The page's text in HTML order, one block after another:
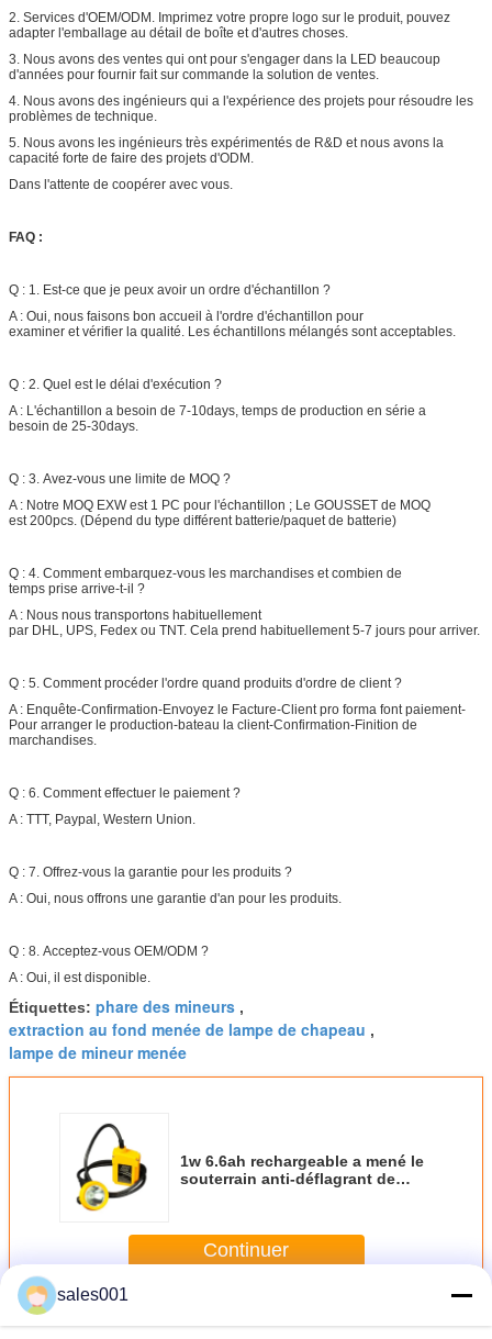
2. Services d'OEM/ODM. Imprimez votre propre logo sur le produit, pouvez
adapter l'emballage au détail de boîte et d'autres choses.
3. Nous avons des ventes qui ont pour s'engager dans la LED beaucoup
d'années pour fournir fait sur commande la solution de ventes.
4. Nous avons des ingénieurs qui a l'expérience des projets pour résoudre les
problèmes de technique.
5. Nous avons les ingénieurs très expérimentés de R&D et nous avons la
capacité forte de faire des projets d'ODM.
Dans l'attente de coopérer avec vous.
FAQ :
Q : 1. Est-ce que je peux avoir un ordre d'échantillon ?
A : Oui, nous faisons bon accueil à l'ordre d'échantillon pour
examiner et vérifier la qualité. Les échantillons mélangés sont acceptables.
Q : 2. Quel est le délai d'exécution ?
A : L'échantillon a besoin de 7-10days, temps de production en série a
besoin de 25-30days.
Q : 3. Avez-vous une limite de MOQ ?
A : Notre MOQ EXW est 1 PC pour l'échantillon ; Le GOUSSET de MOQ
est 200pcs. (Dépend du type différent batterie/paquet de batterie)
Q : 4. Comment embarquez-vous les marchandises et combien de
temps prise arrive-t-il ?
A : Nous nous transportons habituellement
par DHL, UPS, Fedex ou TNT. Cela prend habituellement 5-7 jours pour arriver.
Q : 5. Comment procéder l'ordre quand produits d'ordre de client ?
A : Enquête-Confirmation-Envoyez le Facture-Client pro forma font paiement-
Pour arranger le production-bateau la client-Confirmation-Finition de
marchandises.
Q : 6. Comment effectuer le paiement ?
A : TTT, Paypal, Western Union.
Q : 7. Offrez-vous la garantie pour les produits ?
A : Oui, nous offrons une garantie d'an pour les produits.
Q : 8. Acceptez-vous OEM/ODM ?
A : Oui, il est disponible.
Étiquettes: phare des mineurs ,
extraction au fond menée de lampe de chapeau ,
lampe de mineur menée
1w 6.6ah rechargeable a mené le
souterrain anti-déflagrant de
Continuer
PlusLampe de chapeau de extraction menée
sales001